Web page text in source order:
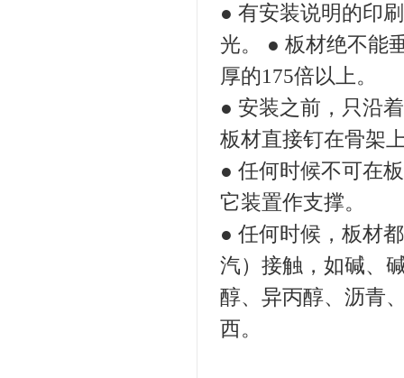
● 有安装说明的印
光。 ● 板材绝不能
厚的175倍以上。
● 安装之前，只沿
板材直接钉在骨架
● 任何时候不可在
它装置作支撑。
● 任何时候，板材
汽）接触，如碱、
醇、异丙醇、沥青
西。